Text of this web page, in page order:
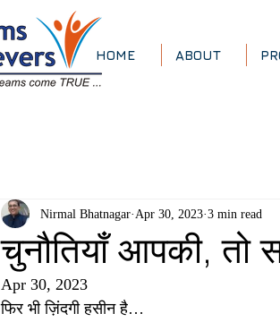
HOME ABOUT
चुनौतियाँ आपकी, तो
Nirmal Bhatnagar Apr 30, 2023 3 min read
Apr 30, 2023
फिर भी ज़िंदगी हसीन है…